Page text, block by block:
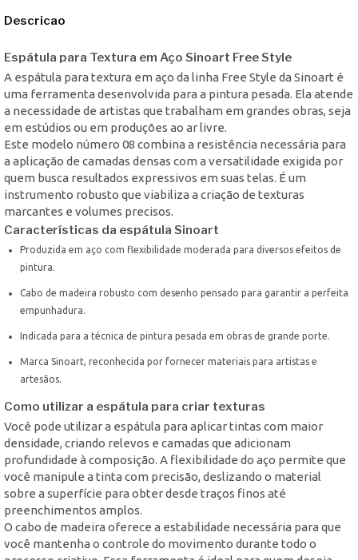
Descricao
Espátula para Textura em Aço Sinoart Free Style
A espátula para textura em aço da linha Free Style da Sinoart é
uma ferramenta desenvolvida para a pintura pesada. Ela atende
a necessidade de artistas que trabalham em grandes obras, seja
em estúdios ou em produções ao ar livre.
Este modelo número 08 combina a resistência necessária para
a aplicação de camadas densas com a versatilidade exigida por
quem busca resultados expressivos em suas telas. É um
instrumento robusto que viabiliza a criação de texturas
marcantes e volumes precisos.
Características da espátula Sinoart
Produzida em aço com flexibilidade moderada para diversos efeitos de
pintura.
Cabo de madeira robusto com desenho pensado para garantir a perfeita
empunhadura.
Indicada para a técnica de pintura pesada em obras de grande porte.
Marca Sinoart, reconhecida por fornecer materiais para artistas e
artesãos.
Como utilizar a espátula para criar texturas
Você pode utilizar a espátula para aplicar tintas com maior
densidade, criando relevos e camadas que adicionam
profundidade à composição. A flexibilidade do aço permite que
você manipule a tinta com precisão, deslizando o material
sobre a superfície para obter desde traços finos até
preenchimentos amplos.
O cabo de madeira oferece a estabilidade necessária para que
você mantenha o controle do movimento durante todo o